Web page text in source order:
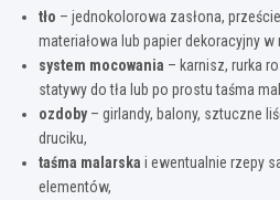
tło – jednokolorowa zasłona,
materiałowa lub papier dekoracyjny w
system mocowania – karnisz, rurka
statywy do tła lub po prostu taśma
ozdoby– girlandy, balony, sztuczne
druciku,
taśma malarska i ewentualnie rzepy
elementów,